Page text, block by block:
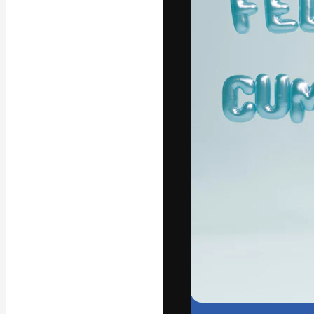
La piattaforma
migliori lavori.
Copyright ©